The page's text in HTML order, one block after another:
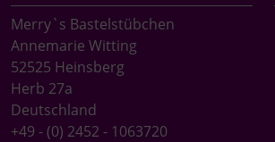
Merry`s Bastelstübchen
Annemarie Witting
52525 Heinsberg
Herb 27a
Deutschland
+49 - (0) 2452 - 1063720